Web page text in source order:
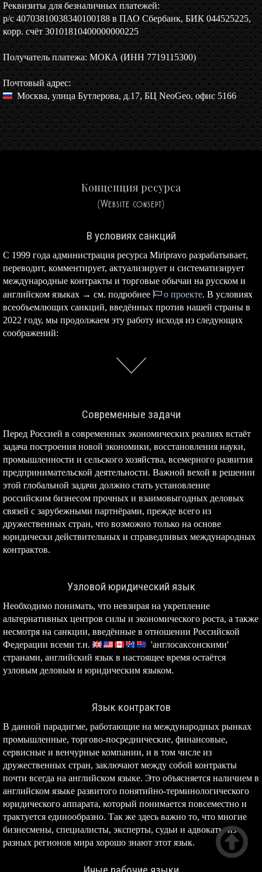
Реквизиты для безналичных платежей:
р/c 40703810038340100188 в ПАО Сбербанк, БИК 044525225,
корр. счёт 30101810400000000225
Получатель платежа: МОКА (ИНН 7719115300)
Почтовый адрес:
Москва, улица Бутлерова, д.17, БЦ NeoGeo, офис 5166
Концепция ресурса
(Website consept)
В условиях санкций
С 1999 года администрация ресурса Miripravo разрабатывает,
переводит, комментирует, актуализирует и систематизирует
международные контракты и торговые обычаи на русском и
английском языках → см. подробнее
о проекте. В условиях
всеобъемлющих санкций, введённых против нашей страны в
2022 году, мы продолжаем эту работу исходя из следующих
соображений:
Современные задачи
Перед Россией в современных экономических реалиях встаёт
задача построения новой экономики, восстановления науки,
промышленности и сельского хозяйства, всемерного развития
предпринимательской деятельности. Важной вехой в решении
этой глобальной задачи должно стать установление
российским бизнесом прочных и взаимовыгодных деловых
связей с зарубежными партнёрами, прежде всего из
дружественных стран, что возможно только на основе
юридически действительных и справедливых международных
контрактов.
Узловой юридический язык
Необходимо понимать, что невзирая на укрепление
альтернативных центров силы и экономического роста, а также
несмотря на санкции, введённые в отношении Российской
Федерации всеми т.н.
'англосаксонскими'
странами, английский язык в настоящее время остаётся
узловым деловым и юридическим языком.
Язык контрактов
В данной парадигме, работающие на международных рынках
промышленные, торгово-посреднические, финансовые,
сервисные и венчурные компании, и в том числе из
дружественных стран, заключают между собой контракты
почти всегда на английском языке. Это объясняется наличием в
английском языке развитого понятийно-терминологического
юридического аппарата, который понимается повсеместно и
трактуется единообразно. Так же здесь важно то, что многие
бизнесмены, специалисты, эксперты, судьи и адвокаты из
разных регионов мира хорошо знают этот язык.
